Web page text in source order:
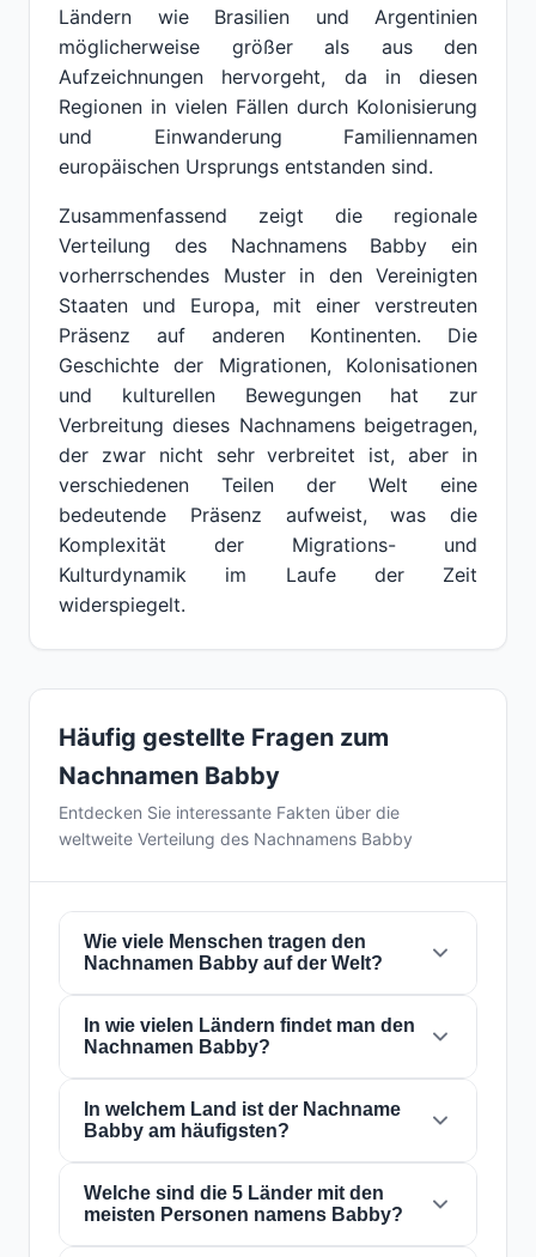
Ländern wie Brasilien und Argentinien
möglicherweise größer als aus den
Aufzeichnungen hervorgeht, da in diesen
Regionen in vielen Fällen durch Kolonisierung
und Einwanderung Familiennamen
europäischen Ursprungs entstanden sind.
Zusammenfassend zeigt die regionale
Verteilung des Nachnamens Babby ein
vorherrschendes Muster in den Vereinigten
Staaten und Europa, mit einer verstreuten
Präsenz auf anderen Kontinenten. Die
Geschichte der Migrationen, Kolonisationen
und kulturellen Bewegungen hat zur
Verbreitung dieses Nachnamens beigetragen,
der zwar nicht sehr verbreitet ist, aber in
verschiedenen Teilen der Welt eine
bedeutende Präsenz aufweist, was die
Komplexität der Migrations- und
Kulturdynamik im Laufe der Zeit
widerspiegelt.
Häufig gestellte Fragen zum
Nachnamen Babby
Entdecken Sie interessante Fakten über die
weltweite Verteilung des Nachnamens Babby
Wie viele Menschen tragen den
Nachnamen Babby auf der Welt?
Derzeit gibt es weltweit etwa269 Personen
mit dem NachnamenBabby
dass etwa 1 von29,739,777 Personenauf der
Welt diesen Nachnamen trägt. Er ist in32
Ländernpräsent, was seine globale
Verbreitung widerspiegelt.
In wie vielen Ländern findet man den
Nachnamen Babby?
Der NachnameBabbyist in 32 Ländernauf
der ganzen Welt präsent. Dies klassifiziert ihn
als einen Nachnamen mitlokalReichweite.
Seine Präsenz in mehreren Ländern weist auf
historische Migrations- und
Familiendispersionsmuster über die
In welchem Land ist der Nachname
Babby am häufigsten?
Der NachnameBabbyist am häufigsten in
Vereinigte Staaten von Amerika, wo ihn etwa
163 Personentragen. Dies entspricht60.6%
Welche sind die 5 Länder mit den
meisten Personen namens Babby?